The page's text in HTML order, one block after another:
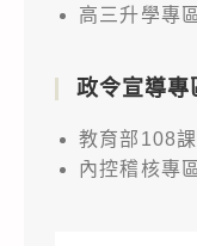
高三升學專區
政令宣導專
教育部108
內控稽核專區